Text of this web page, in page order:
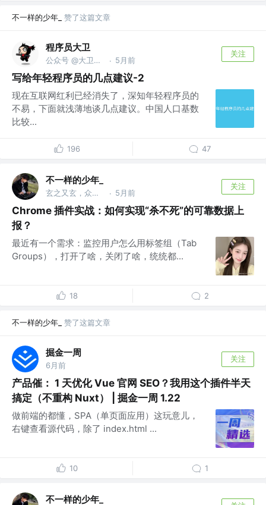
不一样的少年_ 赞了这篇文章
程序员大卫
公众号 @大卫职场说 · 5月前
关注
写给年轻程序员的几点建议-2
现在互联网红利已经消失了，深知年轻程序员的
不易，下面就浅薄地谈几点建议。中国人口基数
比较...
196 47
不一样的少年_
玄之又玄，众妙之门 · 5月前
关注
Chrome 插件实战：如何实现“杀不死”的可靠数据上
报？
最近有一个需求：监控用户怎么用标签组（Tab
Groups），打开了啥，关闭了啥，统统都...
18 2
不一样的少年_ 赞了这篇文章
掘金一周
6月前
关注
产品催： 1 天优化 Vue 官网 SEO？我用这个插件半天
搞定（不重构 Nuxt） | 掘金一周 1.22
做前端的都懂，SPA（单页面应用）这玩意儿，
右键查看源代码，除了 index.html ...
10 1
不一样的少年_